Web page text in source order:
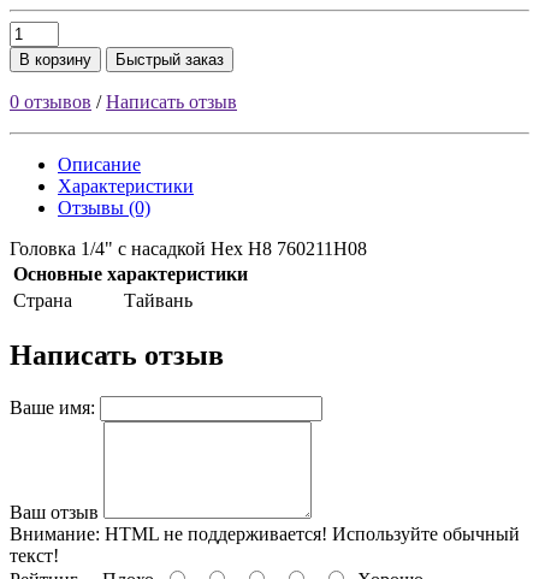
В корзину Быстрый заказ
0 отзывов /Написать отзыв
Описание
Характеристики
Отзывы (0)
Головка 1/4" с насадкой Hex H8 760211H08
Основные характеристики
Страна
Тайвань
Написать отзыв
Ваше имя:
Ваш отзыв
Внимание: HTML не поддерживается! Используйте обычный
текст!